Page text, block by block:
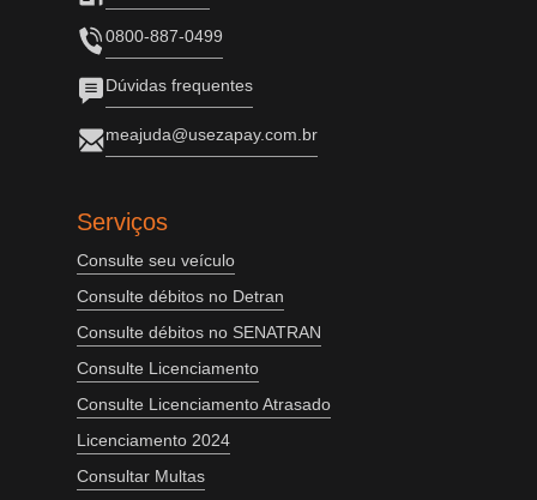
0800-887-0499
Dúvidas frequentes
meajuda@usezapay.com.br
Serviços
Consulte seu veículo
Consulte débitos no Detran
Consulte débitos no SENATRAN
Consulte Licenciamento
Consulte Licenciamento Atrasado
Licenciamento 2024
Consultar Multas